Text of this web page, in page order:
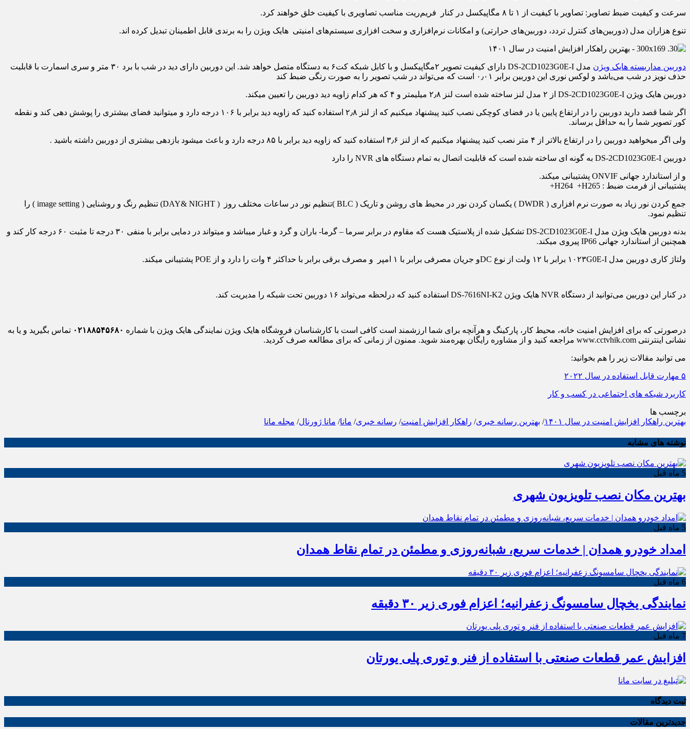
سرعت و کیفیت ضبط تصاویر: تصاویر با کیفیت از ۱ تا ۸ مگاپیکسل در کنار فریم‌ریت‌ مناسب تصاویری با کیفیت خلق خواهند کرد.
تنوع هزاران مدل (دوربین‌های کنترل تردد، دوربین‌های حرارتی) و امکانات نرم‌افزاری و سخت افزاری سیستم‌های امنیتی هایک ویژن را به برندی قابل اطمینان تبدیل کرده اند.
دوربین مداربسته هایک ویژن
مدل DS-2CD1023G0E-I دارای کیفیت تصویر ۲مگاپیکسل و با کابل شبکه کت۶ به دستگاه متصل خواهد شد. این دوربین دارای دید در شب با برد ۳۰ متر و سری اسمارت با قابلیت
حذف نویز در شب می‌باشد و لوکس نوری این دوربین برابر ۰٫۰۱ است که می‌تواند در شب تصویر را به صورت رنگی ضبط کند
دوربین هایک ویژن DS-2CD1023G0E-I از ۲ مدل لنز ساخته شده است لنز ۲٫۸ میلیمتر و ۴ که هر کدام زاویه دید دوربین را تعیین میکند.
اگر شما قصد دارید دوربین را در ارتفاع پایین یا در فضای کوچکی نصب کنید پیشنهاد میکنیم که از لنز ۲٫۸ استفاده کنید که زاویه دید برابر با ۱۰۶ درجه دارد و میتوانید فضای بیشتری را پوشش دهی کند و نقطه
کور تصویر شما را به حداقل برساند.
ولی اگر میخواهید دوربین را در ارتفاع بالاتر از ۴ متر نصب کنید پیشنهاد میکنیم که از لنز ۳٫۶ استفاده کنید که زاویه دید برابر با ۸۵ درجه دارد و باعث میشود بازدهی بیشتری از دوربین داشته باشید .
دوربین DS-2CD1023G0E-I به گونه ای ساخته شده است که قابلیت اتصال به تمام دستگاه های NVR را دارد
و از استاندارد جهانی ONVIF پشتیبانی میکند.
پشتیبانی از فرمت ضبط : H264 +H265+
جمع کردن نور زیاد به صورت نرم افزاری ( DWDR ) یکسان کردن نور در محیط های روشن و تاریک ( BLC )تنظیم نور در ساعات مختلف روز ( DAY& NIGHT) تنظیم رنگ و روشنایی ( image setting ) را
تنظیم نمود.
بدنه دوربین هایک ویژن مدل DS-2CD1023G0E-I تشکیل شده از پلاستیک هست که مقاوم در برابر سرما – گرما- باران و گرد و غبار میباشد و میتواند در دمایی برابر با منفی ۳۰ درجه تا مثبت ۶۰ درجه کار کند و
همچنین از استاندارد جهانی IP66 پیروی میکند.
ولتاژ کاری دوربین مدل ۱۰۲۳G0E-I برابر با ۱۲ ولت از نوع DCو جریان مصرفی برابر با ۱ امپر و مصرف برقی برابر با حداکثر ۴ وات را دارد و از POE پشتیبانی میکند.
در کنار این دوربین می‌توانید از دستگاه NVR هایک ویژن DS-7616NI-K2 استفاده کنید که درلحظه می‌تواند ۱۶ دوربین تحت شبکه را مدیریت کند.
درصورتی که برای افزایش امنیت خانه، محیط کار، پارکینگ و هرآنچه برای شما ارزشمند است کافی است با کارشناسان فروشگاه هایک ویژن نمایندگی هایک ویژن با شماره ۰۲۱۸۸۵۴۵۶۸۰ تماس بگیرید و یا به
نشانی اینترنتی www.cctvhik.com مراجعه کنید و از مشاوره رایگان بهره‌مند شوید. ممنون از زمانی که برای مطالعه صرف کردید.
می توانید مقالات زیر را هم بخوانید:
۵ مهارت قابل استفاده در سال ۲۰۲۲
کاربرد شبکه های اجتماعی در کسب و کار
برچسب ها
بهترین راهکار افزایش امنیت در سال ۱۴۰۱
/ بهترین رسانه خبری/ راهکار افزایش امنیت/ رسانه خبری/ مانا/ مانا ژورنال/ مجله مانا
نوشته های مشابه
5 ماه قبل
بهترین مکان نصب تلویزیون شهری
5 ماه قبل
امداد خودرو همدان | خدمات سریع، شبانه‌روزی و مطمئن در تمام نقاط همدان
6 ماه قبل
نمایندگی یخچال سامسونگ زعفرانیه؛ اعزام فوری زیر ۳۰ دقیقه
7 ماه قبل
افزایش عمر قطعات صنعتی با استفاده از فنر و توری پلی یورتان
ثبت دیدگاه
جدیدترین مقالات